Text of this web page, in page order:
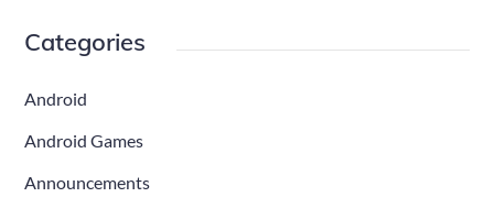
Categories
Android
Android Games
Announcements